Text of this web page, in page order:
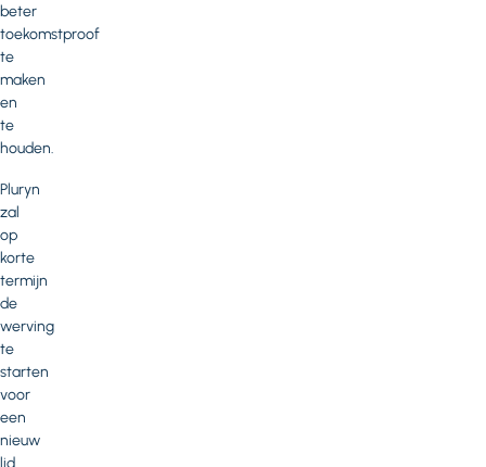
beter
toekomstproof
te
maken
en
te
houden.
Pluryn
zal
op
korte
termijn
de
werving
te
starten
voor
een
nieuw
lid